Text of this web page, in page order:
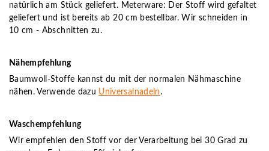
natürlich am Stück geliefert. Meterware: Der Stoff wird gefaltet
geliefert und ist bereits ab 20 cm bestellbar. Wir schneiden in
10 cm - Abschnitten zu.
Nähempfehlung
Baumwoll-Stoffe kannst du mit der normalen Nähmaschine
nähen. Verwende dazu Universalnadeln.
Waschempfehlung
Wir empfehlen den Stoff vor der Verarbeitung bei 30 Grad zu